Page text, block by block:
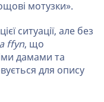
мотузки».
ситуації, але без
ffyn, що
дамами та
для опису